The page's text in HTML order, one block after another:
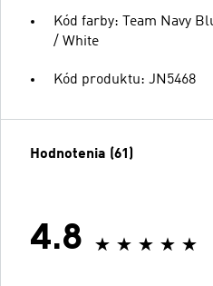
Kód farby: Team Navy
/ White
Kód produktu: JN5468
Hodnotenia (61)
4.8